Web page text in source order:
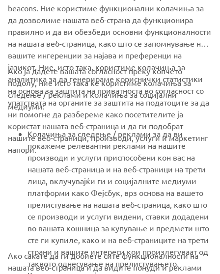
исклучителна вредност, квалитет и перформанси.
ДОЗНАЈТЕ ПОВЕЌЕ ЗА YAMAHA E-BICIKLA
CORPORATE
FOR BUSINESS
MORE YAMAHA
SUPPORT
NEWSLETTER
Be the first one to learn about latest deals, special events, new
releases and much more
beacons. Ние користиме функционални колачиња за
да дозволиме нашата веб-страна да функционира
правилно и да ви обезбеди основни функционалности
на нашата веб-страница, како што се запомнување на
вашите ингеренции за најава и преференци на
јазикот. Ние, исто така, користиме колачиња за
аналитика за да генерираме кориснички статистики
на основа за заштита на приватноста во согласност со
упатствата на органите за заштита на податоците за да
ни помогне да разбереме како посетителите ја
користат нашата веб-страница и да ги подобрат
нашите веб-страници, производи, услуги и маркетинг
напори.
Ако ја дадете вашата согласност преку копчето
подолу, ние исто така ќе користиме колачиња за
следење / реклами и колачиња за социјални
медиуми:
Колачиња за следење / реклами за да ви
покажеме релевантни реклами на нашите
производи и услуги приспособени кон вас на
нашата веб-страница и на веб-страници на трети
лица, вклучувајќи ги и социјалните медиуми
платформи како Фејсбук, врз основа на вашето
прелистување на нашата веб-страница, како што
се производи и услуги видени, ставки додадени
во вашата кошница за купување и предмети што
сте ги купиле, како и на веб-страниците на трети
страни и вашите интереси кои произлегуваат од
таквото однесување на прелистувањето.
Ако сакате да ги добиете сите функционалности на
нашата веб-страница и да видите понуди и реклами